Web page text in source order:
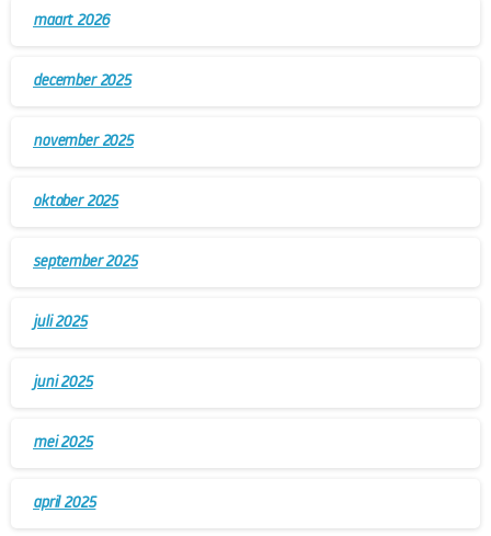
maart 2026
december 2025
november 2025
oktober 2025
september 2025
juli 2025
juni 2025
mei 2025
april 2025